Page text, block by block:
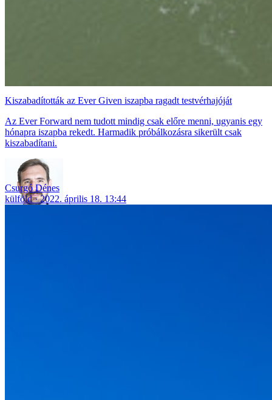
Kiszabadították az Ever Given iszapba ragadt testvérhajóját
Az Ever Forward nem tudott mindig csak előre menni, ugyanis egy
hónapra iszapba rekedt. Harmadik próbálkozásra sikerült csak
kiszabadítani.
Csurgó Dénes
külföld
2022. április 18. 13:44